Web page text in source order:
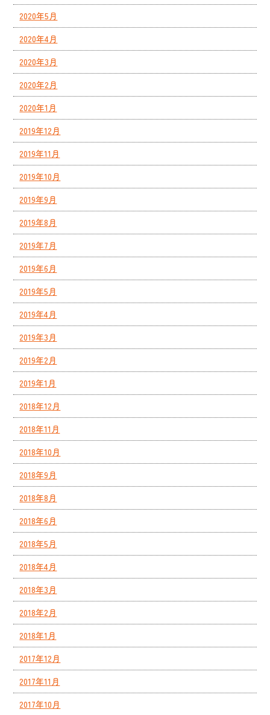
2020年5月
2020年4月
2020年3月
2020年2月
2020年1月
2019年12月
2019年11月
2019年10月
2019年9月
2019年8月
2019年7月
2019年6月
2019年5月
2019年4月
2019年3月
2019年2月
2019年1月
2018年12月
2018年11月
2018年10月
2018年9月
2018年8月
2018年6月
2018年5月
2018年4月
2018年3月
2018年2月
2018年1月
2017年12月
2017年11月
2017年10月